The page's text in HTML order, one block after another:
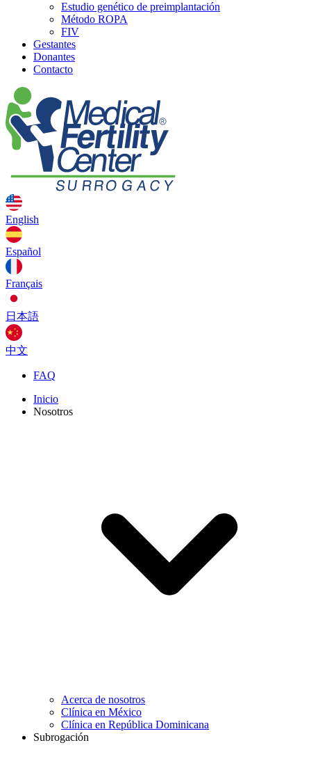
Estudio genético de preimplantación
Método ROPA
FIV
Gestantes
Donantes
Contacto
English
Español
Français
日本語
中文
FAQ
Inicio
Nosotros
Acerca de nosotros
Clínica en México
Clínica en República Dominicana
Subrogación